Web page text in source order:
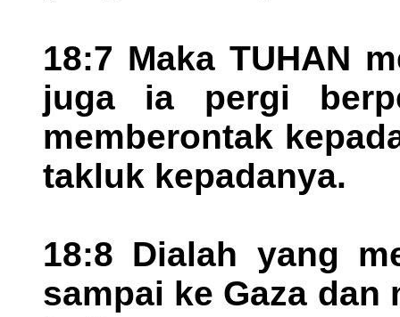
18:7 Maka TUHAN
juga ia pergi
memberontak
takluk kepadanya.
18:8 Dialah yang
sampai ke Gaza dan